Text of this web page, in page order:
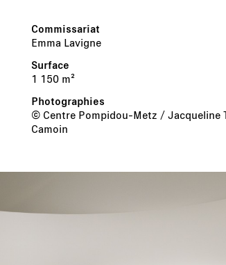
Emma Lavigne
1 150 m²
© Centre Pompidou-Metz / Jacqueline
Camoin